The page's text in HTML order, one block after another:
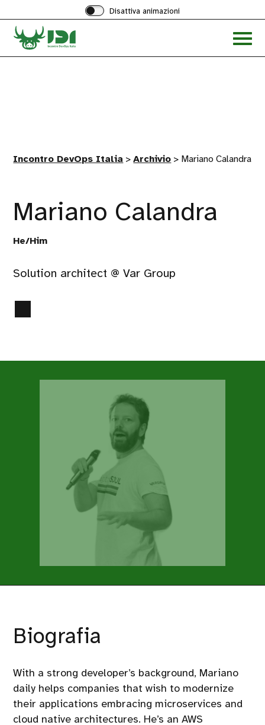
Disattiva animazioni
Accedi
menu
Incontro DevOps Italia >Archivio > Mariano Calandra
Mariano Calandra
He/Him
Solution architect @ Var Group
Biografia
With a strong developer’s background, Mariano
daily helps companies that wish to modernize
their applications embracing microservices and
cloud native architectures. He’s an AWS